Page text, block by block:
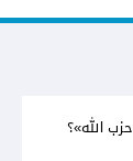
الله»؟